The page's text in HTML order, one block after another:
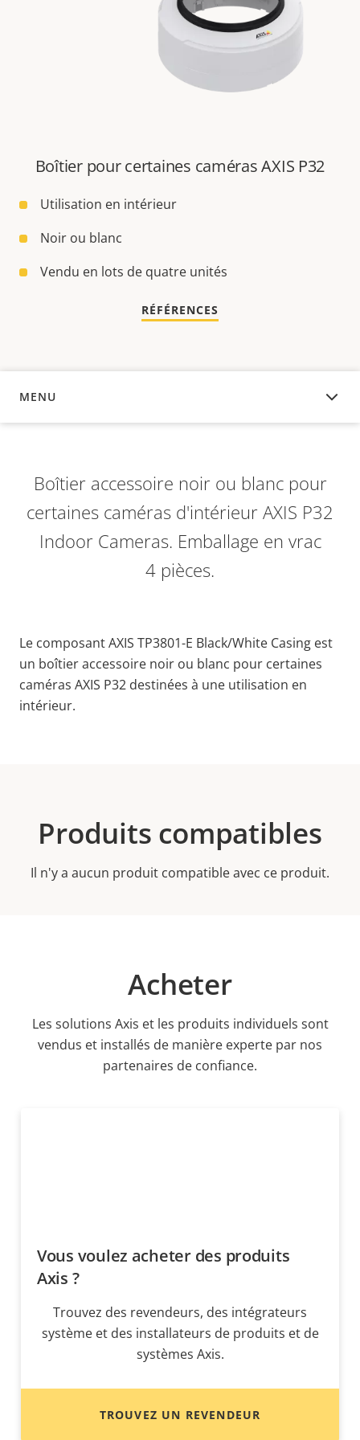
Boîtier pour certaines caméras AXIS P32
Utilisation en intérieur
Noir ou blanc
Vendu en lots de quatre unités
RÉFÉRENCES
MENU
APERÇU
Boîtier accessoire noir ou blanc pour
certaines caméras d'intérieur AXIS P32
Indoor Cameras. Emballage en vrac
4 pièces.
Le composant AXIS TP3801-E Black/White Casing est
un boîtier accessoire noir ou blanc pour certaines
caméras AXIS P32 destinées à une utilisation en
intérieur.
Produits compatibles
Il n'y a aucun produit compatible avec ce produit.
Acheter
Les solutions Axis et les produits individuels sont
vendus et installés de manière experte par nos
partenaires de confiance.
Vous voulez acheter des produits
Axis ?
Trouvez des revendeurs, des intégrateurs
système et des installateurs de produits et de
systèmes Axis.
TROUVEZ UN REVENDEUR